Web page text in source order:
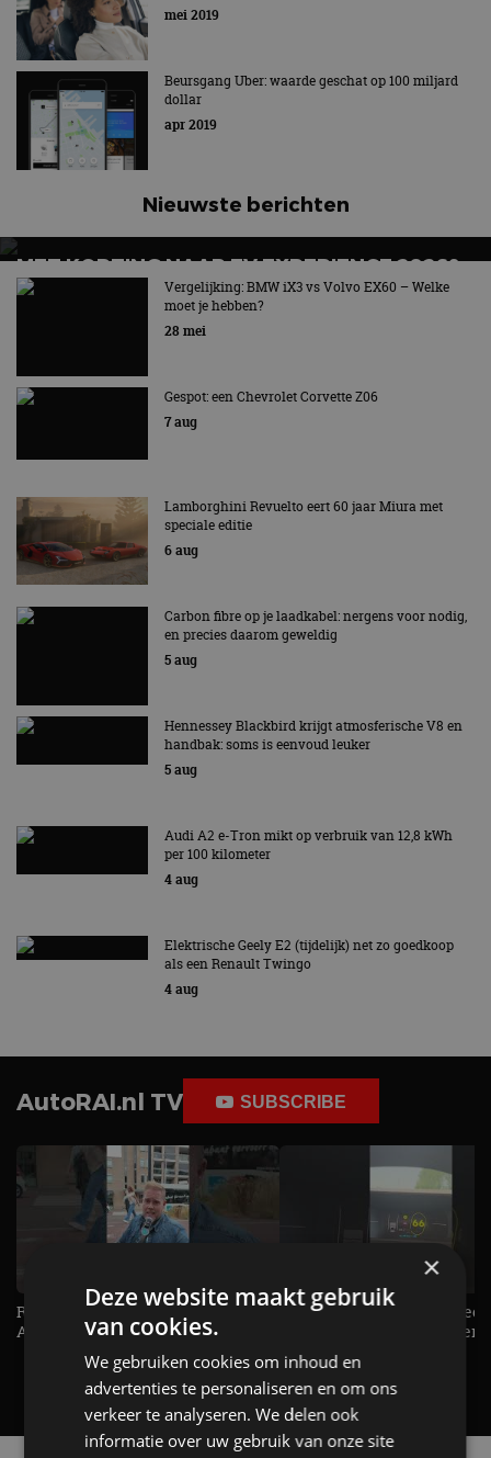
mei 2019
Beursgang Uber: waarde geschat op 100 miljard
dollar
apr 2019
Nieuwste berichten
MET KORTING NAAR EV EXPERIENCE 2026?
AUTORAI REGELT HET!
EV Experience 2026 van 24 tot 26 september
Vergelijking: BMW iX3 vs Volvo EX60 – Welke
moet je hebben?
28 mei
Gespot: een Chevrolet Corvette Z06
7 aug
Lamborghini Revuelto eert 60 jaar Miura met
speciale editie
6 aug
Carbon fibre op je laadkabel: nergens voor nodig,
en precies daarom geweldig
5 aug
Hennessey Blackbird krijgt atmosferische V8 en
handbak: soms is eenvoud leuker
5 aug
Audi A2 e-Tron mikt op verbruik van 12,8 kWh
per 100 kilometer
4 aug
Elektrische Geely E2 (tijdelijk) net zo goedkoop
als een Renault Twingo
4 aug
AutoRAI.nl TV SUBSCRIBE
Raad jij onze nieuwe duurtester? -
AutoRAI TV
De Renault Twingo heeft een
opvallende snelheidsmeter! -
AutoRAI TV
×
Deze website maakt gebruik
van cookies.
We gebruiken cookies om inhoud en
advertenties te personaliseren en om ons
verkeer te analyseren. We delen ook
informatie over uw gebruik van onze site